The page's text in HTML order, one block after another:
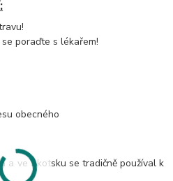
poraďte s lékařem!
obecného
a ve Skotsku se tradičně používal k